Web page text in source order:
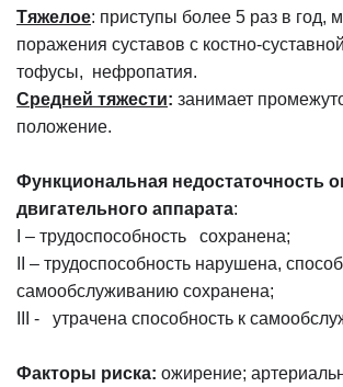
Тяжелое: приступы более 5 раз в год,
поражения суставов с костно-
тофусы, нефропатия.
Средней тяжести: занимает
положение.
Функциональная недостаточность
двигательного аппарата:
I – трудоспособность сохранена;
II – трудоспособность нарушена,
самообслуживанию сохранена;
III - утрачена способность к
Факторы риска: ожирение;